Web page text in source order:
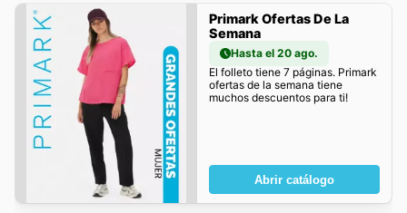
Primark Ofertas De La
Semana
Hasta el 20 ago.
El folleto tiene 7 páginas. Primark
ofertas de la semana tiene
muchos descuentos para ti!
Abrir catálogo